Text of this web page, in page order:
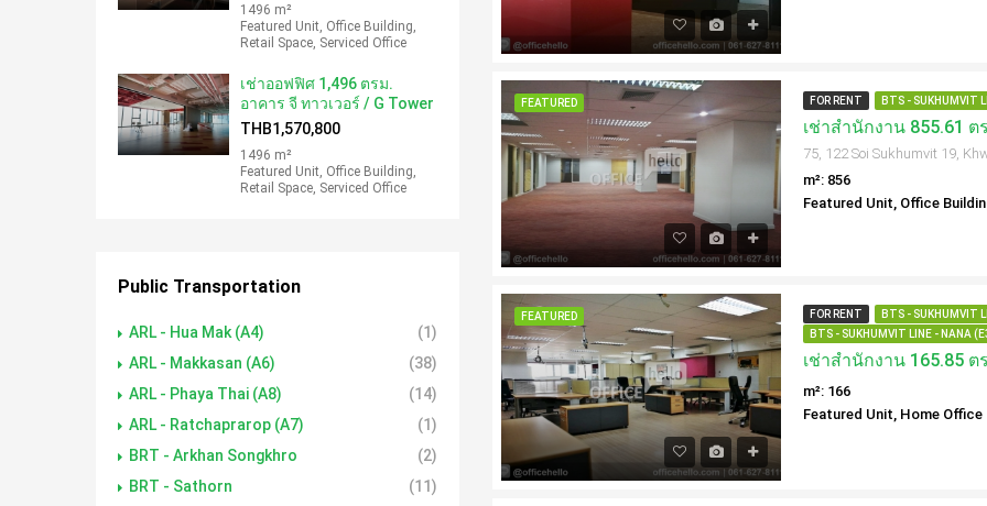
FEATURED FOR RENT BTS - SUKHUMVIT
m²: 856
Featured Unit, Office
FEATURED FOR RENT
BTS - SUKHUMVIT
BTS - SUKHUMVIT LINE - NANA
m²: 166
Featured Unit, Home Office
1496 m²
Featured Unit, Office Building,
Retail Space, Serviced Office
เช่าออฟฟิศ 1,496 ตรม.
อาคาร จี ทาวเวอร์ / G Tower
THB1,570,800
1496 m²
Featured Unit, Office Building,
Retail Space, Serviced Office
Public Transportation
ARL - Hua Mak (A4)
(1)
ARL - Makkasan (A6)
(38)
ARL - Phaya Thai (A8)
(14)
ARL - Ratchaprarop (A7)
(1)
BRT - Arkhan Songkhro
(2)
BRT - Sathorn
(11)